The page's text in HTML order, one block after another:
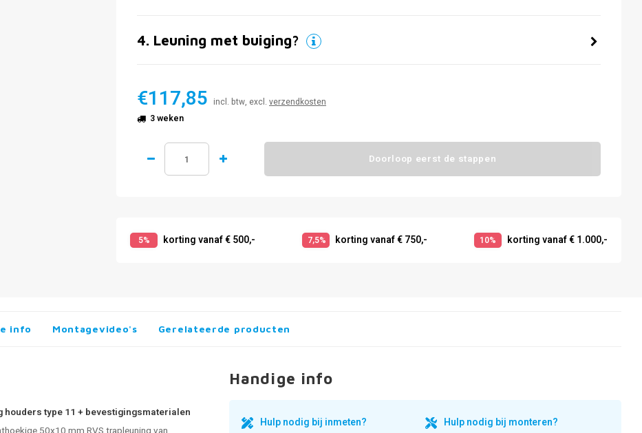
4. Leuning met buiging?
€117,85 incl. btw, excl. verzendkosten
3 weken
Doorloop eerst de stappen
5% korting vanaf € 500,- 7,5% korting vanaf € 750,- 10% korting vanaf € 1.000,-
info Montagevideo's Gerelateerde producten
type 11 + bevestigingsmaterialen
Handige info
Hulp nodig bij inmeten?
Hulp nodig bij monteren?